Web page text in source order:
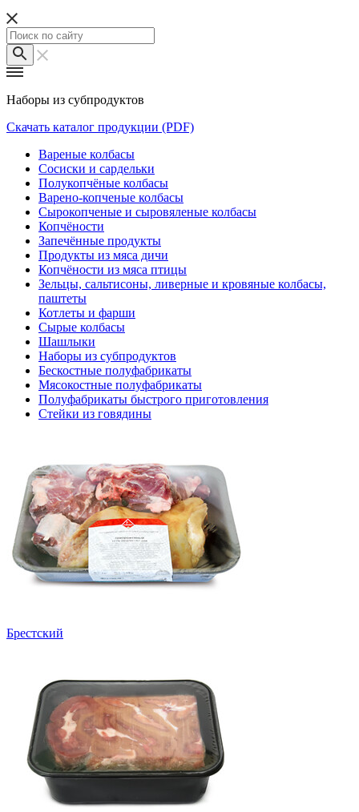
Наборы из субпродуктов
Скачать каталог продукции (PDF)
Вареные колбасы
Сосиски и сардельки
Полукопчёные колбасы
Варено-копченые колбасы
Сырокопченые и сыровяленые колбасы
Копчёности
Запечённые продукты
Продукты из мяса дичи
Копчёности из мяса птицы
Зельцы, сальтисоны, ливерные и кровяные колбасы,
паштеты
Котлеты и фарши
Сырые колбасы
Шашлыки
Наборы из субпродуктов
Бескостные полуфабрикаты
Мясокостные полуфабрикаты
Полуфабрикаты быстрого приготовления
Стейки из говядины
Брестский